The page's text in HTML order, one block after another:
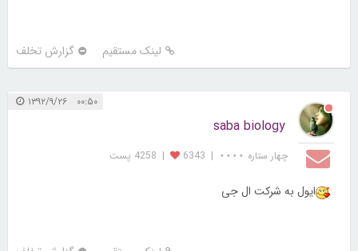
لینک مستقیم گزارش تخلف
۰۰:۵۰ ۱۳۹۲/۹/۲۶
saba biology
چهار ستاره ⋆⋆⋆⋆ |
6343
| 4258 پست
ایول به شرکت ال جی